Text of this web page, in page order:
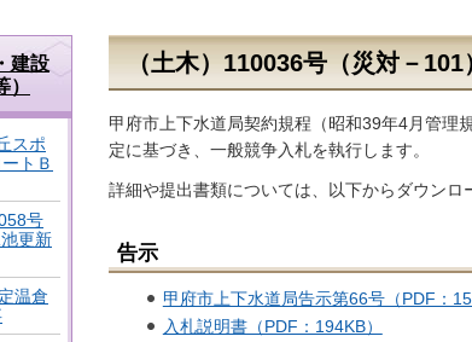
建設
スポ
トＢ
号
更新
温倉
（土木）110036号（災対－
甲府市上下水道局契約規程（昭和39年4月管理
定に基づき、一般競争入札を執行します。
詳細や提出書類については、以下からダウンロ
告示
甲府市上下水道局告示第66号（PDF：
入札説明書（PDF：194KB）